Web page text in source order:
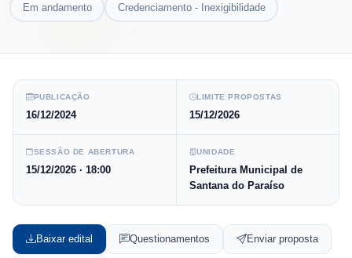
Em andamento Credenciamento - Inexigibilidade
PUBLICAÇÃO
16/12/2024
LIMITE PROPOSTAS
15/12/2026
SESSÃO DE ABERTURA
15/12/2026 · 18:00
UNIDADE
Prefeitura Municipal de
Santana do Paraíso
Baixar edital Questionamentos Enviar proposta